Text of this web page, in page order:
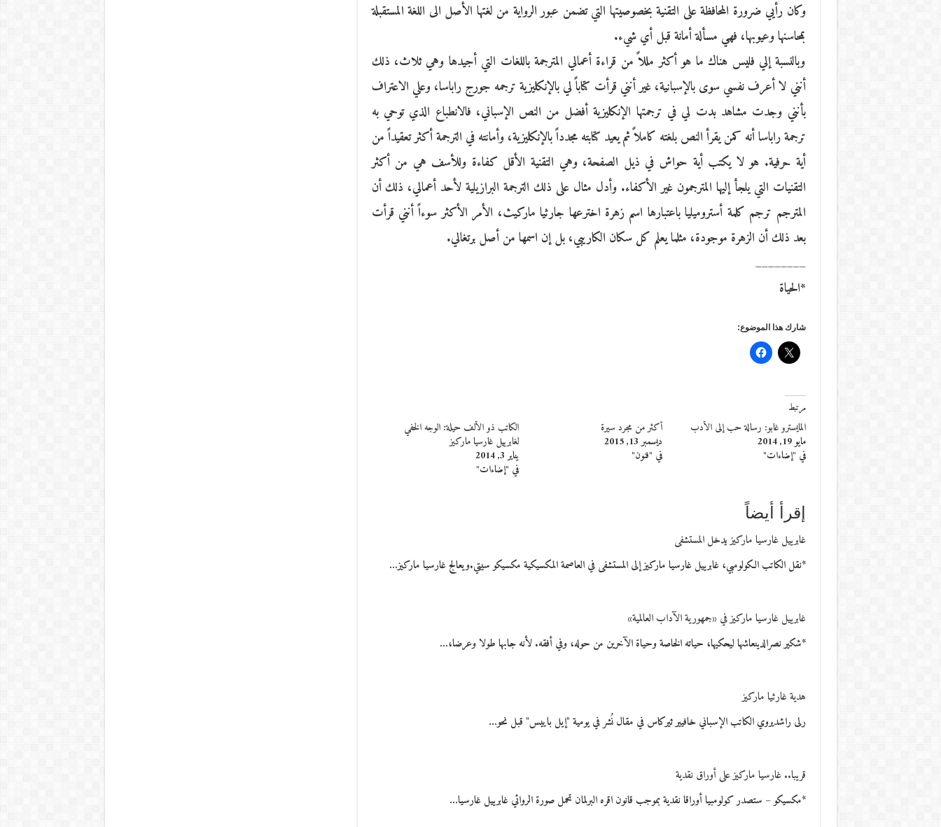
وكان رأيي ضرورة المحافظة على التقنية بخصوصيتها التي تضمن عبور الرواية من لغتها الأصل الى اللغة المستقبلة
بمحاسنها وعيوبها، فهي مسألة أمانة قبل أي شيء.
وبالنسبة إلي فليس هناك ما هو أكثر مللاً من قراءة أعمالي المترجمة باللغات التي أجيدها وهي ثلاث، ذلك
أنني لا أعرف نفسي سوى بالإسبانية، غير أنني قرأت كتاباً لي بالإنكليزية ترجمه جورج راباسا، وعلي الاعتراف
بأنني وجدت مشاهد بدت لي في ترجمتها الإنكليزية أفضل من النص الإسباني، فالانطباع الذي توحي به
ترجمة راباسا أنه كمن يقرأ النص بلغته كاملاً ثم يعيد كتابته مجدداً بالإنكليزية، وأمانته في الترجمة أكثر تعقيداً من
أية حرفية. هو لا يكتب أية حواش في ذيل الصفحة، وهي التقنية الأقل كفاءة وللأسف هي من أكثر
التقنيات التي يلجأ إليها المترجمون غير الأكفاء. وأدل مثال على ذلك الترجمة البرازيلية لأحد أعمالي، ذلك أن
المترجم ترجم كلمة أستروميليا باعتبارها اسم زهرة اخترعها جارثيا ماركيث، الأمر الأكثر سوءاً أنني قرأت
بعد ذلك أن الزهرة موجودة، مثلما يعلم كل سكان الكاريبي، بل إن اسمها من أصل برتغالي.
________
*الحياة
شارك هذا الموضوع:
مرتبط
المايسترو غابو: رسالة حب إلى الأدب
مايو 19, 2014
في "إضاءات"
أكثر من مجرد سيرة
ديسمبر 13, 2015
في "فنون"
الكاتب ذو الألف حيلة: الوجه الخفي
لغابرييل غارسيا ماركيز
يناير 3, 2014
في "إضاءات"
إقرأ أيضاً
غابرييل غارسيا ماركيز يدخل المستشفى
*نقل الكاتب الكولومبي، غابرييل غارسيا ماركيز إلى المستشفى في العاصمة المكسيكية مكسيكو سيتي.ويعالج غارسيا ماركيز…
غابرييل غارسيا ماركيز في «جمهورية الآداب العالمية»
*شكير نصرالدينعاشها ليحكيها، حياته الخاصة وحياة الآخرين من حوله، وفي أفقه. لأنه جابها طولا وعرضا،…
هدية غارثيا ماركيز
رلى راشديروي الكاتب الإسباني خافيير ثيركاس في مقال نُشر في يومية "إيل باييس" قبل نحو…
قريبا.. غارسيا ماركيز على أوراق نقدية
*مكسيكو – ستصدر كولومبيا أوراقا نقدية بموجب قانون اقره البرلمان تحمل صورة الروائي غابرييل غارسيا…